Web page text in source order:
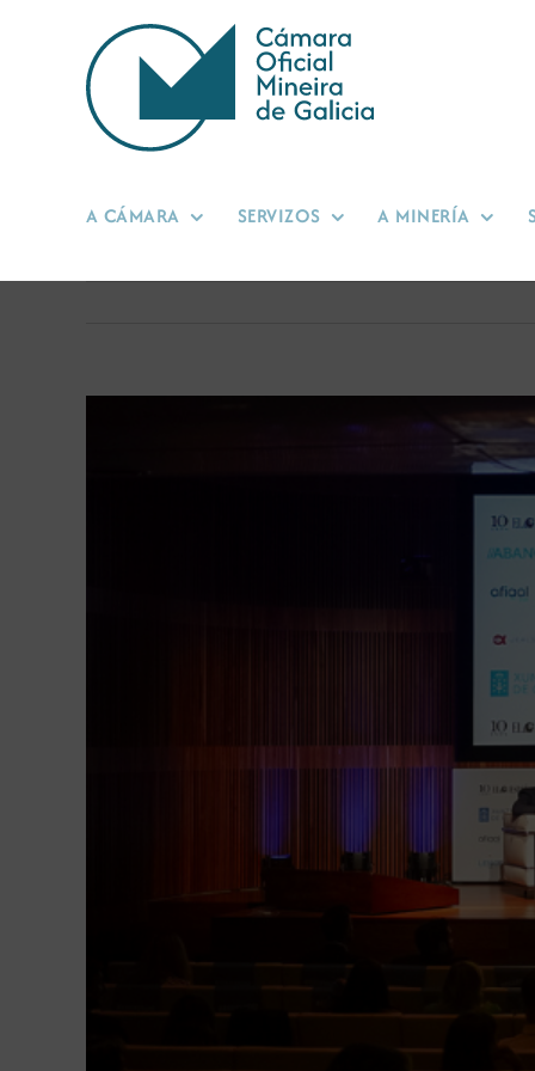
A CÁMARA SERVIZOS A MINERÍA